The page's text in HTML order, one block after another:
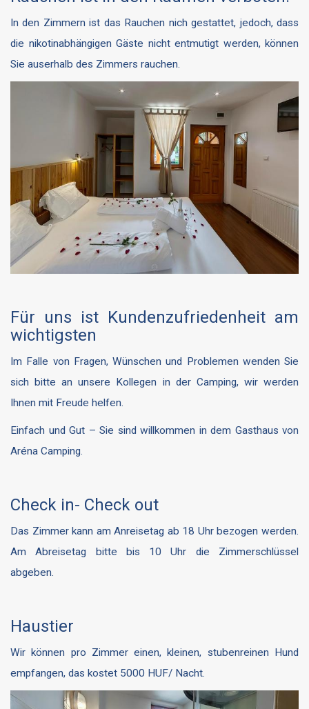
In den Zimmern ist das Rauchen nich gestattet, jedoch, dass
die nikotinabhängigen Gäste nicht entmutigt werden, können
Sie auserhalb des Zimmers rauchen.
Für uns ist Kundenzufriedenheit am
wichtigsten
Im Falle von Fragen, Wünschen und Problemen wenden Sie
sich bitte an unsere Kollegen in der Camping, wir werden
Ihnen mit Freude helfen.
Einfach und Gut – Sie sind willkommen in dem Gasthaus von
Aréna Camping.
Check in- Check out
Das Zimmer kann am Anreisetag ab 18 Uhr bezogen werden.
Am Abreisetag bitte bis 10 Uhr die Zimmerschlüssel
abgeben.
Haustier
Wir können pro Zimmer einen, kleinen, stubenreinen Hund
empfangen, das kostet 5000 HUF/ Nacht.